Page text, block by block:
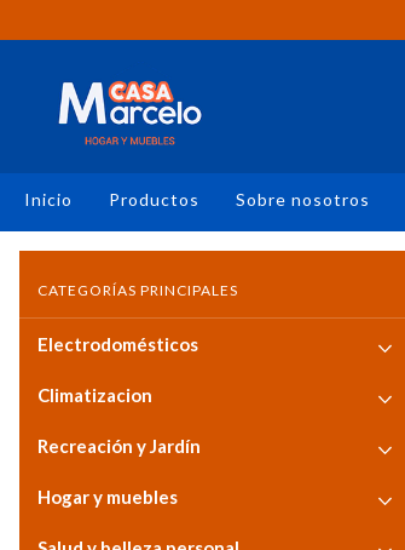
Inicio Productos Sobre nosotros
CATEGORÍAS PRINCIPALES
Electrodomésticos
Climatizacion
Recreación y Jardín
Hogar y muebles